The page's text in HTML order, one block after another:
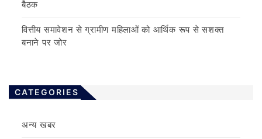
बैठक
वित्तीय समावेशन से ग्रामीण महिलाओं को आर्थिक रूप से सशक्त
बनाने पर जोर
CATEGORIES
अन्य खबर